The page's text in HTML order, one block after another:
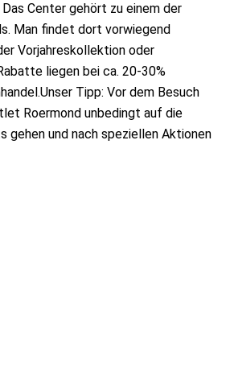
Center gehört zu einem der
Man findet dort vorwiegend
Vorjahreskollektion oder
liegen bei ca. 20-30%
Tipp: Vor dem Besuch
Roermond unbedingt auf die
gehen und nach speziellen Aktionen